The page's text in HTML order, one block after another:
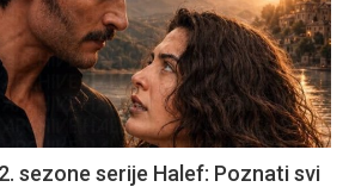
sezone serije Halef: Poznati svi